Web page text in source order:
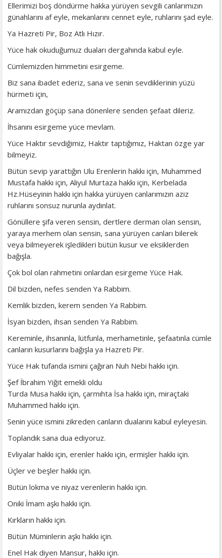
Ellerimizi boş döndürme hakka yürüyen sevgili canlarımızın
günahlarını af eyle, mekanlarını cennet eyle, ruhlarını şad eyle.
Ya Hazreti Pir, Boz Atlı Hızır.
Yüce hak okuduğumuz duaları dergahında kabul eyle.
Cümlemizden himmetini esirgeme.
Biz sana ibadet ederiz, sana ve senin sevdiklerinin yüzü
hürmeti için,
Aramızdan göçüp sana dönenlere senden şefaat dileriz.
İhsanını esirgeme yüce mevlam.
Yüce Haktır sevdiğimiz, Haktır taptığımız, Haktan özge yar
bilmeyiz.
Bütün sevip yarattığın Ulu Erenlerin hakkı için, Muhammed
Mustafa hakkı için, Aliyul Murtaza hakkı için, Kerbelada
Hz.Hüseyinin hakkı için hakka yürüyen canlarımızın aziz
ruhlarını sonsuz nurunla aydınlat.
Gönüllere şifa veren sensin, dertlere derman olan sensin,
yaraya merhem olan sensin, sana yürüyen canları bilerek
veya bilmeyerek işledikleri bütün kusur ve eksiklerden
bağışla.
Çok bol olan rahmetini onlardan esirgeme Yüce Hak.
Dil bizden, nefes senden Ya Rabbim.
Kemlik bizden, kerem senden Ya Rabbim.
İsyan bizden, ihsan senden Ya Rabbim.
Kereminle, ihsanınla, lütfunla, merhametinle, şefaatınla cümle
canların kusurlarını bağışla ya Hazreti Pir.
Yüce Hak tufanda ismini çağıran Nuh Nebi hakkı için.
Şef İbrahim Yiğit emekli oldu
Turda Musa hakkı için, çarmıhta İsa hakkı için, miraçtaki
Muhammed hakkı için.
Senin yüce ismini zikreden canların dualarını kabul eyleyesin.
Toplandık sana dua ediyoruz.
Evliyalar hakkı için, erenler hakkı için, ermişler hakkı için.
Üçler ve beşler hakkı için.
Bütün lokma ve niyaz verenlerin hakkı için.
Oniki İmam aşkı hakkı için.
Kırkların hakkı için.
Bütün Müminlerin aşkı hakkı için.
Enel Hak diyen Mansur, hakkı için.